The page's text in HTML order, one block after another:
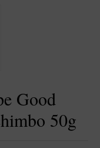
Good
50g